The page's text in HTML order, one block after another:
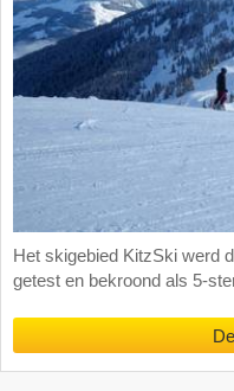
Het skigebied KitzSki werd
getest en bekroond als 5-